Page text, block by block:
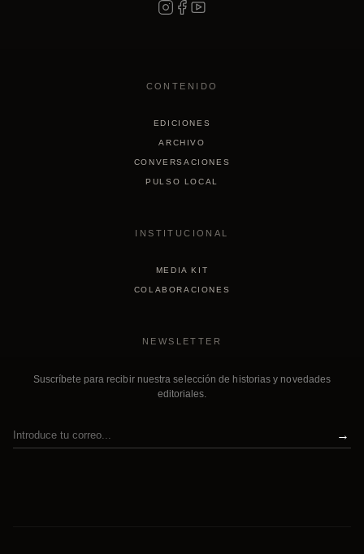
CONTENIDO
EDICIONES
ARCHIVO
CONVERSACIONES
PULSO LOCAL
INSTITUCIONAL
MEDIA KIT
COLABORACIONES
NEWSLETTER
Suscríbete para recibir nuestra selección de historias y novedades
editoriales.
→